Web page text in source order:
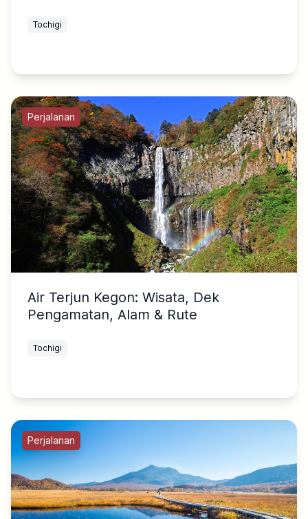
Tochigi
Perjalanan
Air Terjun Kegon: Wisata, Dek
Pengamatan, Alam & Rute
Tochigi
Perjalanan